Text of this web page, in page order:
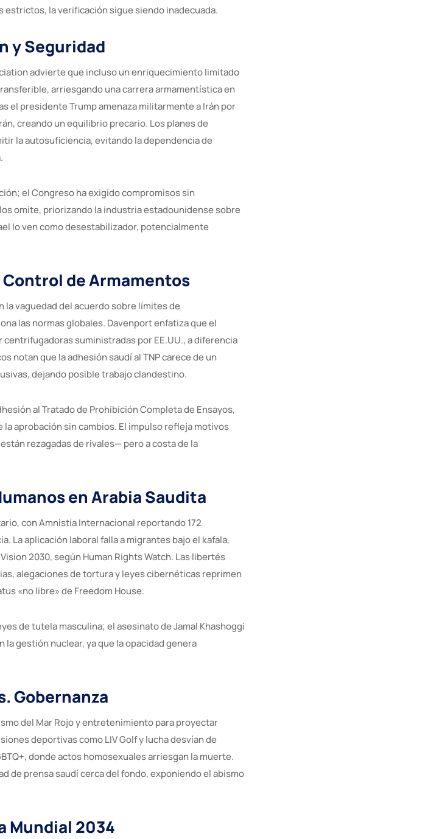
estrictos, la verificación sigue siendo inadecuada.
y Seguridad
advierte que incluso un enriquecimiento limitado
arriesgando una carrera armamentística en
el presidente Trump amenaza militarmente a Irán por
creando un equilibrio precario. Los planes de
la autosuficiencia, evitando la dependencia de
el Congreso ha exigido compromisos sin
omite, priorizando la industria estadounidense sobre
lo ven como desestabilizador, potencialmente
de Armamentos
la vaguedad del acuerdo sobre límites de
las normas globales. Davenport enfatiza que el
suministradas por EE.UU., a diferencia
notan que la adhesión saudí al TNP carece de un
dejando posible trabajo clandestino.
al Tratado de Prohibición Completa de Ensayos,
aprobación sin cambios. El impulso refleja motivos
rezagadas de rivales— pero a costa de la
en Arabia Saudita
con Amnistía Internacional reportando 172
La aplicación laboral falla a migrantes bajo el kafala,
2030, según Human Rights Watch. Las libertés
alegaciones de tortura y leyes cibernéticas reprimen
«no libre» de Freedom House.
de tutela masculina; el asesinato de Jamal Khashoggi
gestión nuclear, ya que la opacidad genera
Gobernanza
del Mar Rojo y entretenimiento para proyectar
deportivas como LIV Golf y lucha desvían de
donde actos homosexuales arriesgan la muerte.
de prensa saudí cerca del fondo, exponiendo el abismo
Mundial 2034